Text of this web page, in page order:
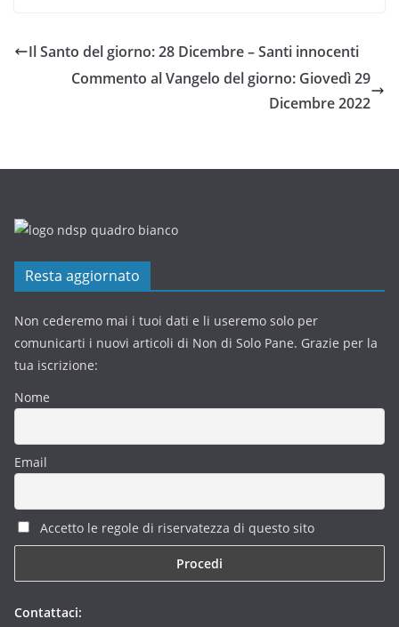
Il Santo del giorno: 28 Dicembre – Santi innocenti
Commento al Vangelo del giorno: Giovedì 29
Dicembre 2022
Resta aggiornato
Non cederemo mai i tuoi dati e li useremo solo per
comunicarti i nuovi articoli di Non di Solo Pane. Grazie per la
tua iscrizione:
Nome
Email
Accetto le regole di riservatezza di questo sito
Contattaci: